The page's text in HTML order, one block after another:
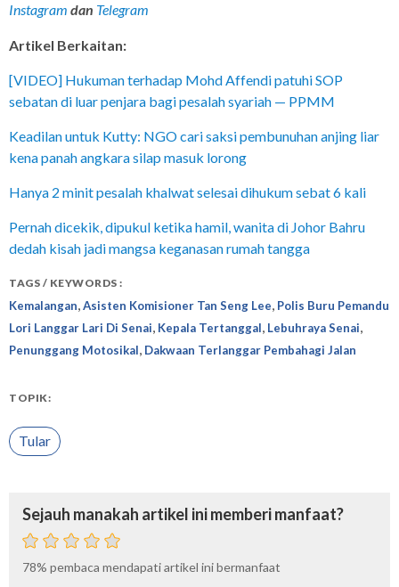
Instagram dan Telegram
Artikel Berkaitan:
[VIDEO] Hukuman terhadap Mohd Affendi patuhi SOP
sebatan di luar penjara bagi pesalah syariah — PPMM
Keadilan untuk Kutty: NGO cari saksi pembunuhan anjing liar
kena panah angkara silap masuk lorong
Hanya 2 minit pesalah khalwat selesai dihukum sebat 6 kali
Pernah dicekik, dipukul ketika hamil, wanita di Johor Bahru
dedah kisah jadi mangsa keganasan rumah tangga
TAGS / KEYWORDS :
Kemalangan,Asisten Komisioner Tan Seng Lee, Polis Buru Pemandu
Lori Langgar Lari Di Senai, Kepala Tertanggal, Lebuhraya Senai,
Penunggang Motosikal, Dakwaan Terlanggar Pembahagi Jalan
TOPIK:
Tular
Sejauh manakah artikel ini memberi manfaat?
78% pembaca mendapati artikel ini bermanfaat